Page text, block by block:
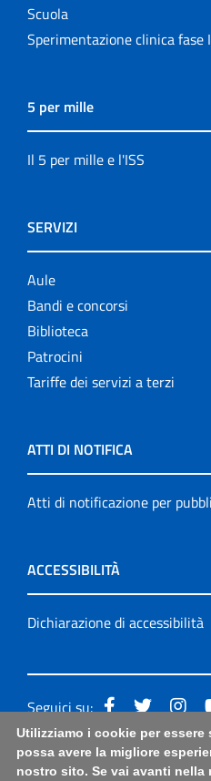
Scuola
Sperimentazione clinica fase I
5 per mille
Il 5 per mille e l'ISS
SERVIZI
Aule
Bandi e concorsi
Biblioteca
Patrocini
Tariffe dei servizi a terzi
ATTI DI NOTIFICA
Atti di notificazione per
ACCESSIBILITÀ
Dichiarazione di accessibilità
Seguici su:
Accessibilità: form di
questa pagina|Note Legali |
Utilizziamo i cookie per essere
possa avere la migliore
nostro sito. Se vai avanti nella